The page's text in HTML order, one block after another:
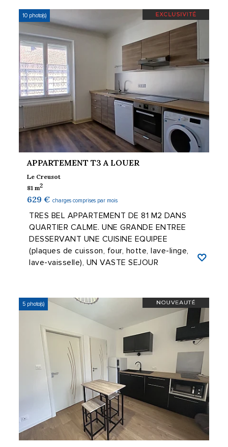
10 photo(s)
APPARTEMENT T3 A LOUER
Le Creusot
81 m2
629 € charges comprises par mois
TRES BEL APPARTEMENT DE 81 M2 DANS
QUARTIER CALME. UNE GRANDE ENTREE
DESSERVANT UNE CUISINE EQUIPEE
(plaques de cuisson, four, hotte, lave-linge,
lave-vaisselle), UN VASTE SEJOUR
5 photo(s)